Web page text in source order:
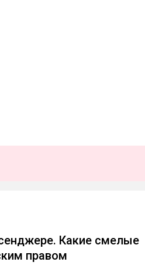
Какие смелые
правом